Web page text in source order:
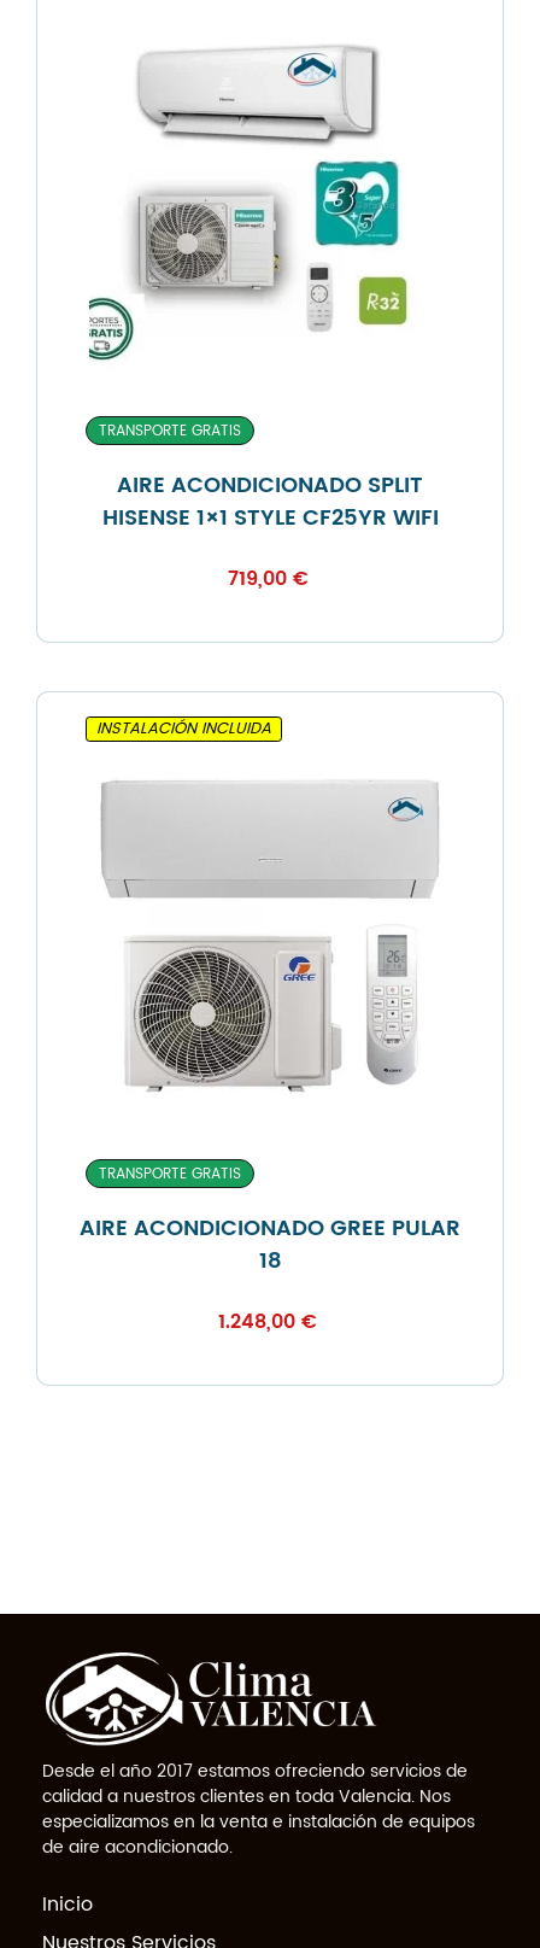
TRANSPORTE GRATIS
AIRE ACONDICIONADO SPLIT
HISENSE 1×1 STYLE CF25YR WIFI
719,00€
INSTALACIÓN INCLUIDA
TRANSPORTE GRATIS
AIRE ACONDICIONADO GREE PULAR
18
1.248,00€
Desde el año 2017 estamos ofreciendo servicios de
calidad a nuestros clientes en toda Valencia. Nos
especializamos en la venta e instalación de equipos
de aire acondicionado.
Inicio